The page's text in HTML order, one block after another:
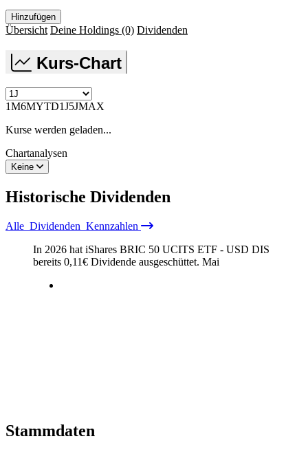
Hinzufügen
Übersicht Deine Holdings (0) Dividenden
Kurs-Chart
1M6MYTD1J5JMAX
Kurse werden geladen...
Chartanalysen
Keine
Historische Dividenden
Alle Dividenden Kennzahlen
In 2026 hat iShares BRIC 50 UCITS ETF - USD DIS
bereits 0,11€ Dividende ausgeschüttet. Mai
Stammdaten